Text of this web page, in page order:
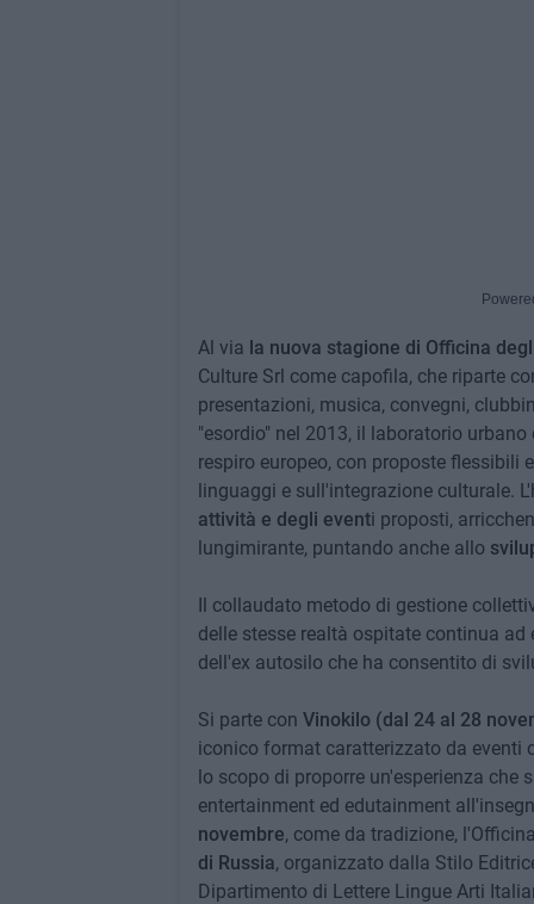
Al via la nuova stagione di Officina
Culture Srl come capofila, che riparte
presentazioni, musica, convegni,
"esordio" nel 2013, il laboratorio
respiro europeo, con proposte
linguaggi e sull'integrazione culturale.
attività e degli eventi proposti,
lungimirante, puntando anche allo
Il collaudato metodo di gestione
delle stesse realtà ospitate continua
dell'ex autosilo che ha consentito di
Si parte con Vinokilo (dal 24 al 28
iconico format caratterizzato da eventi
lo scopo di proporre un'esperienza che
entertainment ed edutainment
novembre, come da tradizione,
di Russia, organizzato dalla Stilo
Dipartimento di Lettere Lingue Arti